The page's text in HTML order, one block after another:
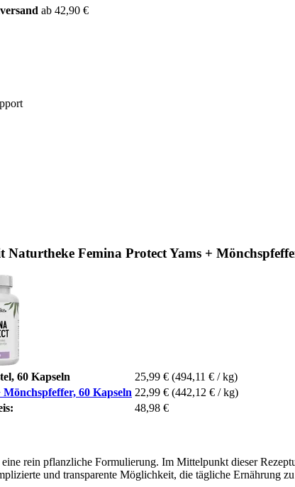
ab 42,90 €
Femina Protect Yams +
60 Kapseln 25,99 € (494,11 € / kg)
60 Kapseln 22,99 € (442,12 € / kg)
48,98 €
rein pflanzliche Formulierung. Im Mittelpunkt dieser
und transparente Möglichkeit, die tägliche Ernährung